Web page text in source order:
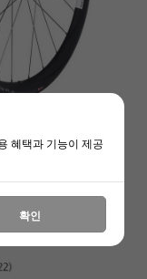
혜택과 기능이 제공
확인